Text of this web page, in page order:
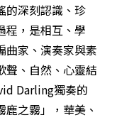
的深刻認識、珍
程，是相互、學
曲家、演奏家與素
聲、自然、心靈結
Darling獨奏的
鹿之霧」，華美、